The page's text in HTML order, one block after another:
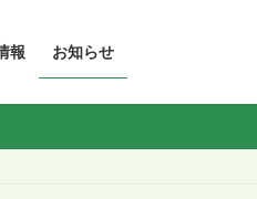
報 お知らせ